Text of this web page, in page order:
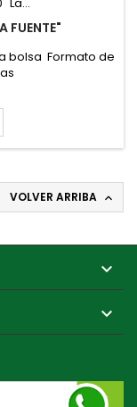
FUENTE"
bolsa Formato de
VOLVER ARRIBA 

